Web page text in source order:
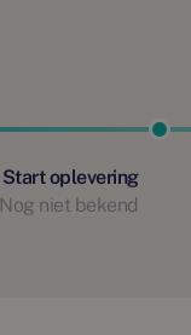
Start oplevering
Nog niet bekend